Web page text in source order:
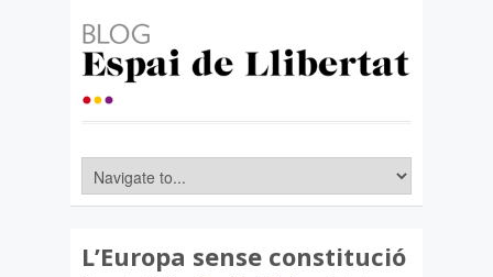
L’Europa sense constitució